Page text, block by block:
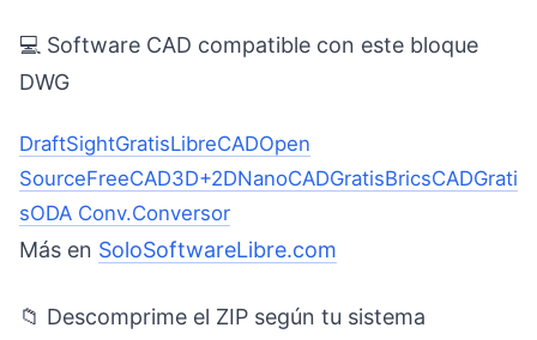
💻 Software CAD compatible con este bloque
DWG
DraftSightGratisLibreCADOpen
SourceFreeCAD3D+2DNanoCADGratisBricsCADGrati
sODA Conv.Conversor
Más en SoloSoftwareLibre.com
📁 Descomprime el ZIP según tu sistema